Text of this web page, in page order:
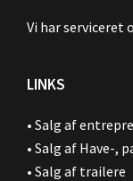
Vi har serviceret
LINKS
• Salg af
• Salg af Have-,
• Salg af trailere